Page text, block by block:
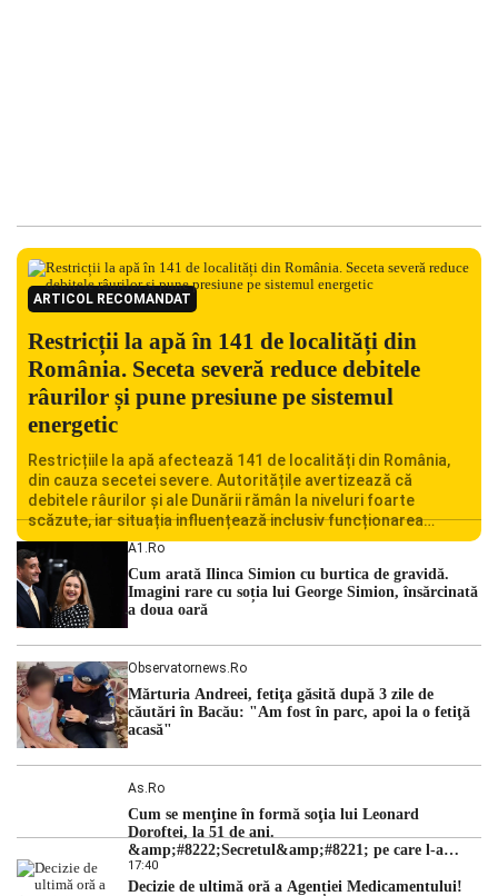
ARTICOL RECOMANDAT
Restricții la apă în 141 de localități din
România. Seceta severă reduce debitele
râurilor și pune presiune pe sistemul
energetic
Restricțiile la apă afectează 141 de localități din România,
din cauza secetei severe. Autoritățile avertizează că
debitele râurilor și ale Dunării rămân la niveluri foarte
scăzute, iar situația influențează inclusiv funcționarea
Centralei Nucleare de la Cernavodă. România se confruntă
cu una dintre cele mai dificile perioade din punct de vedere
hidrologic din ultimii ani. Lipsa […]
A1.ro
Cum arată Ilinca Simion cu burtica de gravidă.
Imagini rare cu soția lui George Simion, însărcinată
a doua oară
Observatornews.ro
Mărturia Andreei, fetiţa găsită după 3 zile de
căutări în Bacău: "Am fost în parc, apoi la o fetiţă
acasă"
As.ro
Cum se menţine în formă soţia lui Leonard
Doroftei, la 51 de ani.
&amp;#8222;Secretul&amp;#8221; pe care l-a
dezvăluit
17:40
Decizie de ultimă oră a Agenției Medicamentului!